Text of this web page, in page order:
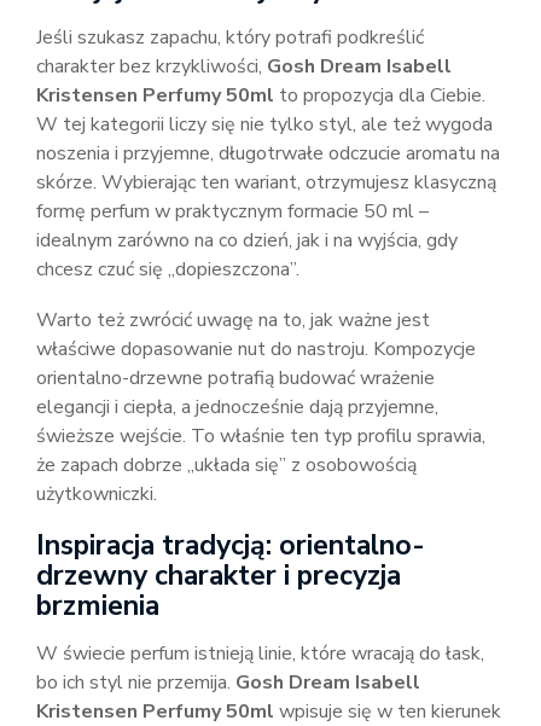
Jeśli szukasz zapachu, który potrafi podkreślić
charakter bez krzykliwości, Gosh Dream Isabell
Kristensen Perfumy 50ml to propozycja dla Ciebie.
W tej kategorii liczy się nie tylko styl, ale też wygoda
noszenia i przyjemne, długotrwałe odczucie aromatu na
skórze. Wybierając ten wariant, otrzymujesz klasyczną
formę perfum w praktycznym formacie 50 ml –
idealnym zarówno na co dzień, jak i na wyjścia, gdy
chcesz czuć się „dopieszczona”.
Warto też zwrócić uwagę na to, jak ważne jest
właściwe dopasowanie nut do nastroju. Kompozycje
orientalno-drzewne potrafią budować wrażenie
elegancji i ciepła, a jednocześnie dają przyjemne,
świeższe wejście. To właśnie ten typ profilu sprawia,
że zapach dobrze „układa się” z osobowością
użytkowniczki.
Inspiracja tradycją: orientalno-
drzewny charakter i precyzja
brzmienia
W świecie perfum istnieją linie, które wracają do łask,
bo ich styl nie przemija. Gosh Dream Isabell
Kristensen Perfumy 50ml wpisuje się w ten kierunek